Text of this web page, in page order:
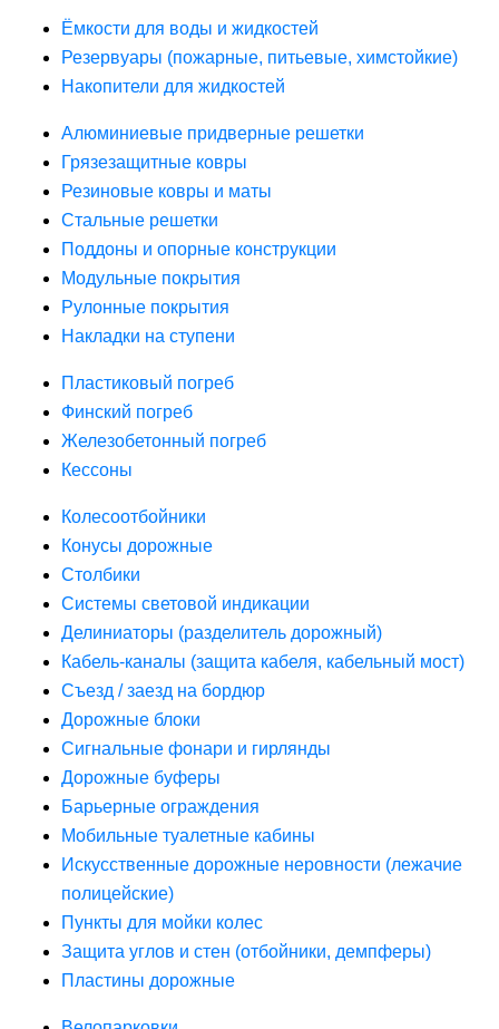
Ёмкости для воды и жидкостей
Резервуары (пожарные, питьевые, химстойкие)
Накопители для жидкостей
Алюминиевые придверные решетки
Грязезащитные ковры
Резиновые ковры и маты
Стальные решетки
Поддоны и опорные конструкции
Модульные покрытия
Рулонные покрытия
Накладки на ступени
Пластиковый погреб
Финский погреб
Железобетонный погреб
Кессоны
Колесоотбойники
Конусы дорожные
Столбики
Системы световой индикации
Делиниаторы (разделитель дорожный)
Кабель-каналы (защита кабеля, кабельный мост)
Съезд / заезд на бордюр
Дорожные блоки
Сигнальные фонари и гирлянды
Дорожные буферы
Барьерные ограждения
Мобильные туалетные кабины
Искусственные дорожные неровности (лежачие
полицейские)
Пункты для мойки колес
Защита углов и стен (отбойники, демпферы)
Пластины дорожные